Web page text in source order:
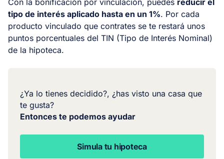
Con la bonificación por vinculación, puedes reducir el
tipo de interés aplicado hasta en un 1%. Por cada
producto vinculado que contrates se te restará unos
puntos porcentuales del TIN (Tipo de Interés Nominal)
de la hipoteca.
¿Ya lo tienes decidido?, ¿has visto una casa que
te gusta?
Entonces te podemos ayudar
Simula tu hipoteca